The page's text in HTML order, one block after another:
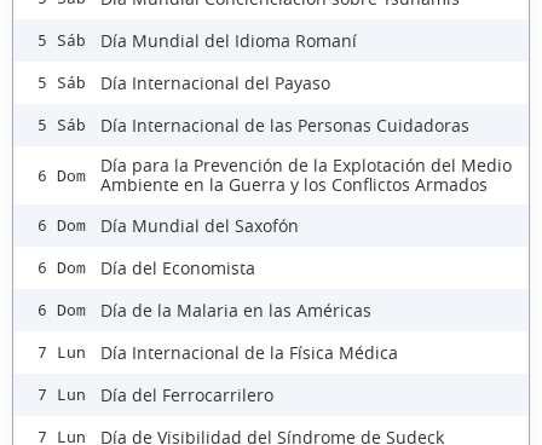
5 Sáb Día Mundial del Idioma Romaní
5 Sáb Día Internacional del Payaso
5 Sáb Día Internacional de las Personas Cuidadoras
6 Dom
Día para la Prevención de la Explotación del Medio
Ambiente en la Guerra y los Conflictos Armados
6 Dom Día Mundial del Saxofón
6 Dom Día del Economista
6 Dom Día de la Malaria en las Américas
7 Lun Día Internacional de la Física Médica
7 Lun Día del Ferrocarrilero
7 Lun Día de Visibilidad del Síndrome de Sudeck